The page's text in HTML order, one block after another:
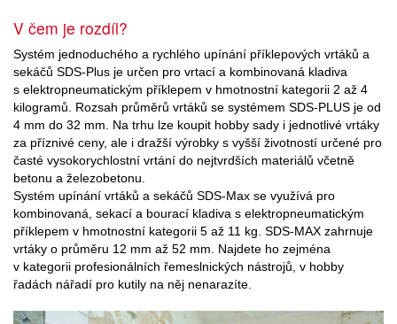
V čem je rozdíl?
Systém jednoduchého a rychlého upínání příklepových vrtáků a
sekáčů SDS-Plus je určen pro vrtací a kombinovaná kladiva
s elektropneumatickým příklepem v hmotnostní kategorii 2 až 4
kilogramů. Rozsah průměrů vrtáků se systémem SDS-PLUS je od
4 mm do 32 mm. Na trhu lze koupit hobby sady i jednotlivé vrtáky
za příznivé ceny, ale i dražší výrobky s vyšší životností určené pro
časté vysokorychlostní vrtání do nejtvrdších materiálů včetně
betonu a železobetonu.
Systém upínání vrtáků a sekáčů SDS-Max se využívá pro
kombinovaná, sekací a bourací kladiva s elektropneumatickým
příklepem v hmotnostní kategorii 5 až 11 kg. SDS-MAX zahrnuje
vrtáky o průměru 12 mm až 52 mm. Najdete ho zejména
v kategorii profesionálních řemeslnických nástrojů, v hobby
řadách nářadí pro kutily na něj nenarazíte.